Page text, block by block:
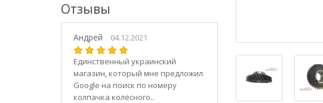
1119
11190
11194
2101
21010
2102
21020
Отзывы
Андрей 04.12.2021
Единственный украинский
магазин, который мне предложил
Google на поиск по номеру
колпачка колёсного..